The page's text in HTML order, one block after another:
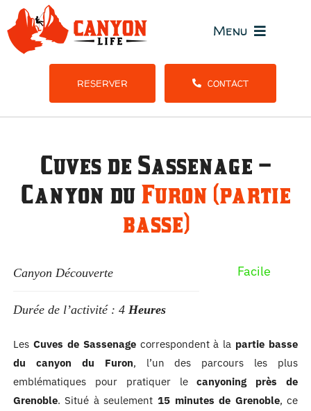
Passer
au
contenu
Menu
Stages et
RESERVER CONTACT
Cuves de Sassenage –
Canyon du Furon (partie
basse)
Canyon Découverte Facile
Durée de l’activité : 4Heures
Les Cuves de Sassenagecorrespondent à la partie basse
du canyon du Furon, l’un des parcours les plus
emblématiques pour pratiquer lecanyoning près de
Grenoble. Situé à seulement 15 minutes de Grenoble, ce